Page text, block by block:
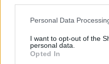
Please note that this
not limited to your visit or
grant or deny consent to
use your data for below
Personal Data
I want to opt-out of the
personal data.
Opted In
υπεράνω του νόμου.
κυβερνητική πολιτική
στιγμή», ανέφερε
όταν οι πολεοδομίες